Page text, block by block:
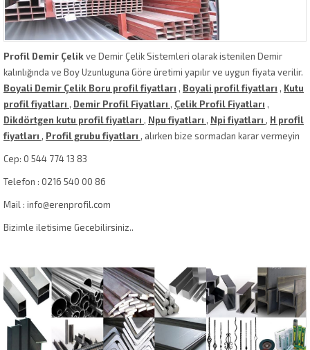
Profil Demir Çelikve Demir Çelik Sistemleri olarak istenilen Demir
kalınlığında ve Boy Uzunluguna Göre üretimi yapılır ve uygun fiyata verilir.
Boyali Demir Çelik Boru profil fiyatları , Boyali profil fiyatları , Kutu
profil fiyatları , Demir Profil Fiyatları , Çelik Profil Fiyatları ,
Dikdörtgen kutu profil fiyatları , Npu fiyatları , Npi fiyatları , H profİl
fiyatları , Profil grubu fiyatları , alırken bize sormadan karar vermeyin
Cep: 0 544 774 13 83
Telefon : 0216 540 00 86
Mail : info@erenprofil.com
Bizimle iletisime Gecebilirsiniz..